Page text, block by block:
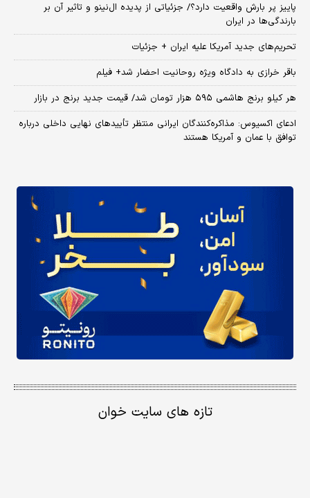
پاییز پر بارش واقعیت دارد؟/ جزئیاتی از پدیده ال‌نینو و تاثیر آن بر
بارندگی‌ها در ایران
تحریم‌های جدید آمریکا علیه ایران + جزئیات
باقر خرازی به دادگاه ویژه روحانیت احضار شد+ فیلم
هر کیلو برنج هاشمی ۵۹۵ هزار تومان شد/ قیمت جدید برنج در بازار
ادعای اکسیوس: مذاکره‌کنندگان ایرانی منتظر تأییدهای نهایی داخلی درباره
توافق با عمان و آمریکا هستند
تازه های سایت خوان